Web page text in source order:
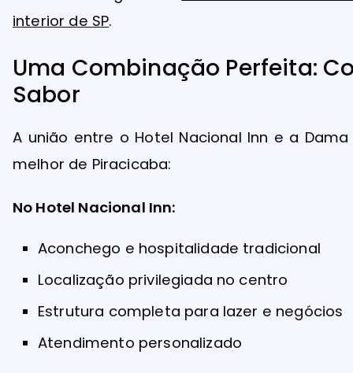
interior de SP.
Uma Combinação Perfeita:
Sabor
A união entre o Hotel Nacional Inn e a
melhor de Piracicaba:
No Hotel Nacional Inn:
Aconchego e hospitalidade tradicional
Localização privilegiada no centro
Estrutura completa para lazer e negócios
Atendimento personalizado